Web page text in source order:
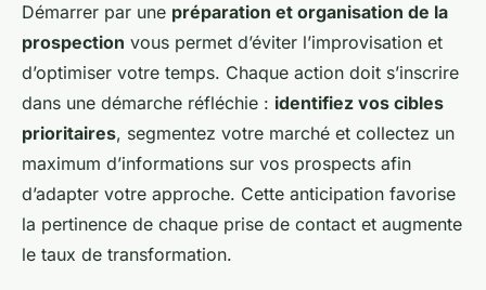
Démarrer par une préparation et organisation de la
prospection vous permet d’éviter l’improvisation et
d’optimiser votre temps. Chaque action doit s’inscrire
dans une démarche réfléchie : identifiez vos cibles
prioritaires, segmentez votre marché et collectez un
maximum d’informations sur vos prospects afin
d’adapter votre approche. Cette anticipation favorise
la pertinence de chaque prise de contact et augmente
le taux de transformation.